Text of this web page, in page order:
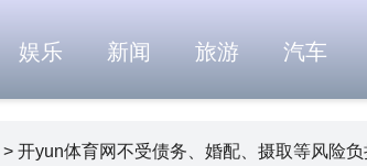
娱乐 新闻 旅游 汽车
> 开yun体育网不受债务、婚配、摄取等风险